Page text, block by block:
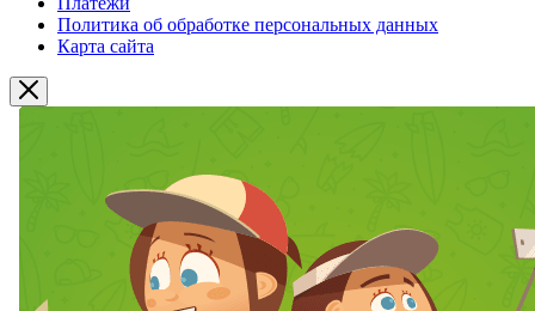
Политика об обработке персональных данных
Карта сайта